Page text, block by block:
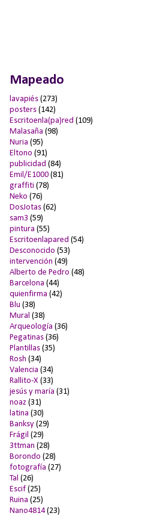
Mapeado
lavapiés (273)
posters (142)
Escritoenla(pa)red (109)
Malasaña (98)
Nuria (95)
Eltono (91)
publicidad (84)
Emil/E1000 (81)
graffiti (78)
Neko (76)
DosJotas (62)
sam3 (59)
pintura (55)
Escritoenlapared (54)
Desconocido (53)
intervención (49)
Alberto de Pedro (48)
Barcelona (44)
quienfirma (42)
Blu (38)
Mural (38)
Arqueología (36)
Pegatinas (36)
Plantillas (35)
Rosh (34)
Valencia (34)
Rallito-X (33)
jesús y maría (31)
noaz (31)
latina (30)
Banksy (29)
Frágil (29)
3ttman (28)
Borondo (28)
fotografía (27)
Tal (26)
Escif (25)
Ruina (25)
Nano4814 (23)